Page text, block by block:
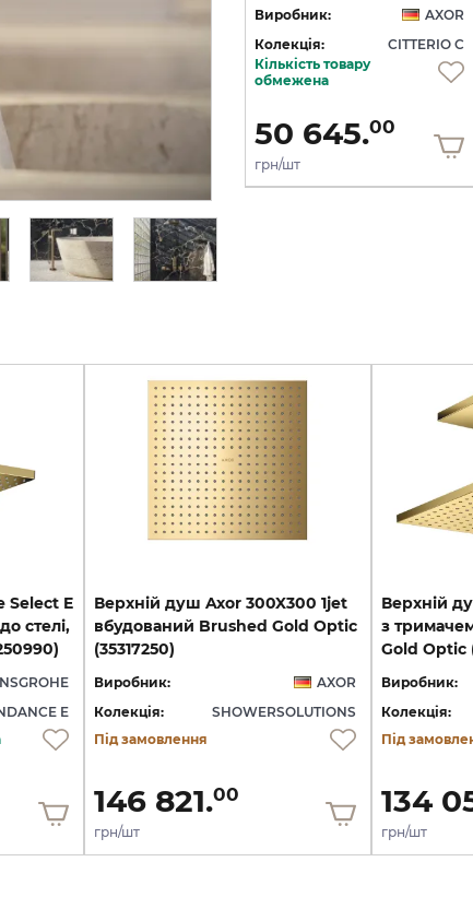
Колекція:
36 436.
грн/шт
Виробник:
AXOR
Колекція:
CITTERIO C
Кількість товару
обмежена
50 645.00
грн/шт
Select E
стелі,
E
Верхній душ Axor 300X300 1jet
вбудований Brushed Gold Optic
(35317250)
Виробник:
AXOR
Колекція:
SHOWERSOLUTIONS
Під замовлення
146 821.00
грн/шт
Верхній
з
Gold Optic
Виробник:
Колекція:
Під
134
грн/шт